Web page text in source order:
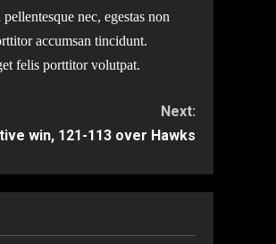
nec, egestas non
accumsan tincidunt.
felis porttitor volutpat.
Next:
win, 121-113 over Hawks